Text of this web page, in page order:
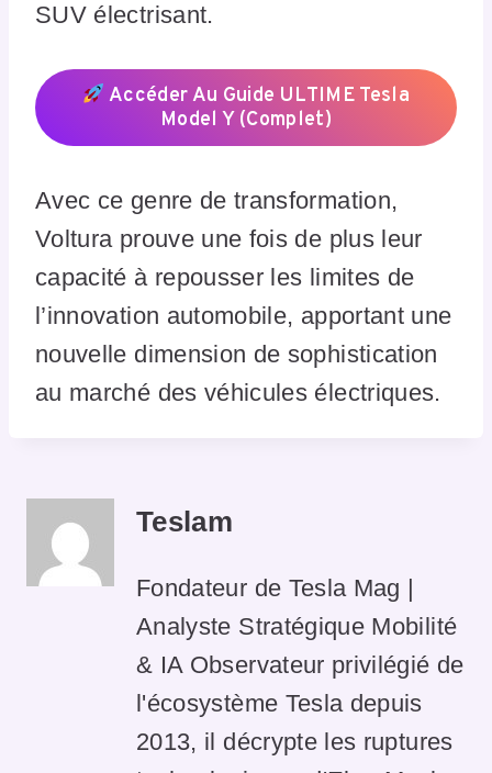
SUV électrisant.
Accéder Au Guide ULTIME Tesla
Model Y (Complet)
Avec ce genre de transformation,
Voltura prouve une fois de plus leur
capacité à repousser les limites de
l’innovation automobile, apportant une
nouvelle dimension de sophistication
au marché des véhicules électriques.
Teslam
Fondateur de Tesla Mag |
Analyste Stratégique Mobilité
& IA Observateur privilégié de
l'écosystème Tesla depuis
2013, il décrypte les ruptures